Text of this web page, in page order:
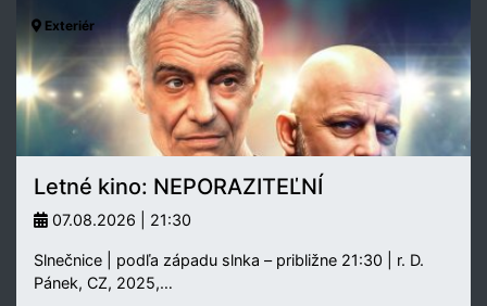
Exteriér
Letné kino: NEPORAZITEĽNÍ
07.08.2026 | 21:30
Slnečnice | podľa západu slnka – približne 21:30 | r. D.
Pánek, CZ, 2025,…